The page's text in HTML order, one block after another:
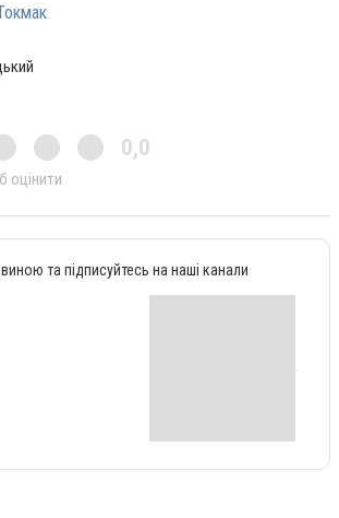
0,0
оцінити
та підписуйтесь на наші канали